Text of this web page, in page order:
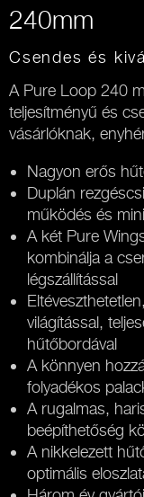
240mm
Csendes és
A Pure Loop 240
teljesítményű és
vásárlóknak,
Nagyon erős
Duplán
működés és
A két Pure
kombinálja a
légszállítással
világítással,
hűtőbordával
A könnyen
folyadékos
A rugalmas,
beépíthetőség
A nikkelezett
optimális